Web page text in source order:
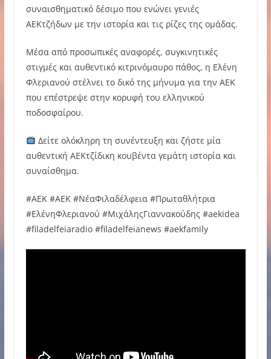
συναισθηματικό δέσιμο που ενώνει γενιές
ΑΕΚτζήδων με την ιστορία και τις ρίζες της ομάδας.
Μέσα από προσωπικές αναφορές, συγκινητικές
στιγμές και αυθεντικό κιτρινόμαυρο πάθος, η Ελένη
Φλεριανού στέλνει το δικό της μήνυμα για την ΑΕΚ
που επέστρεψε στην κορυφή του ελληνικού
ποδοσφαίρου.
Δείτε ολόκληρη τη συνέντευξη και ζήστε μία
αυθεντική ΑΕΚτζίδικη κουβέντα γεμάτη ιστορία και
συναίσθημα.
#AEK #ΑΕΚ #ΝέαΦιλαδέλφεια #Πρωταθλήτρια
#ΕλένηΦλεριανού #ΜιχάληςΓιαννακούδης #aekidea
#filadelfeiaradio #filadelfeianews #aekfamily